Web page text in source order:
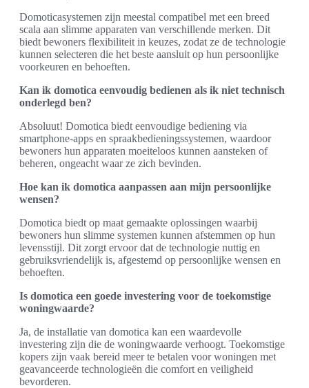
Domoticasystemen zijn meestal compatibel met een breed
scala aan slimme apparaten van verschillende merken. Dit
biedt bewoners flexibiliteit in keuzes, zodat ze de technologie
kunnen selecteren die het beste aansluit op hun persoonlijke
voorkeuren en behoeften.
Kan ik domotica eenvoudig bedienen als ik niet technisch
onderlegd ben?
Absoluut! Domotica biedt eenvoudige bediening via
smartphone-apps en spraakbedieningssystemen, waardoor
bewoners hun apparaten moeiteloos kunnen aansteken of
beheren, ongeacht waar ze zich bevinden.
Hoe kan ik domotica aanpassen aan mijn persoonlijke
wensen?
Domotica biedt op maat gemaakte oplossingen waarbij
bewoners hun slimme systemen kunnen afstemmen op hun
levensstijl. Dit zorgt ervoor dat de technologie nuttig en
gebruiksvriendelijk is, afgestemd op persoonlijke wensen en
behoeften.
Is domotica een goede investering voor de toekomstige
woningwaarde?
Ja, de installatie van domotica kan een waardevolle
investering zijn die de woningwaarde verhoogt. Toekomstige
kopers zijn vaak bereid meer te betalen voor woningen met
geavanceerde technologieën die comfort en veiligheid
bevorderen.